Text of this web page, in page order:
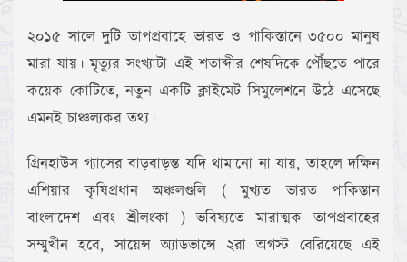
২০১৫ সালে দুটি তাপপ্রবাহে ভারত ও পাকিস্তানে ৩৫০০ মানুষ
মারা যায়। মৃত্যুর সংখ্যাটা এই শতাব্দীর শেষদিকে পৌঁছতে পারে
কয়েক কোটিতে, নতুন একটি ক্লাইমেট সিমুলেশনে উঠে এসেছে
এমনই চাঞ্চল্যকর তথ্য।
গ্রিনহাউস গ্যাসের বাড়বাড়ন্ত যদি থামানো না যায়, তাহলে দক্ষিন
এশিয়ার কৃষিপ্রধান অঞ্চলগুলি ( মুখ্যত ভারত পাকিস্তান
বাংলাদেশ এবং শ্রীলংকা ) ভবিষ্যতে মারাত্মক তাপপ্রবাহের
সম্মুখীন হবে, সায়েন্স অ্যাডভান্সে ২রা অগস্ট বেরিয়েছে এই